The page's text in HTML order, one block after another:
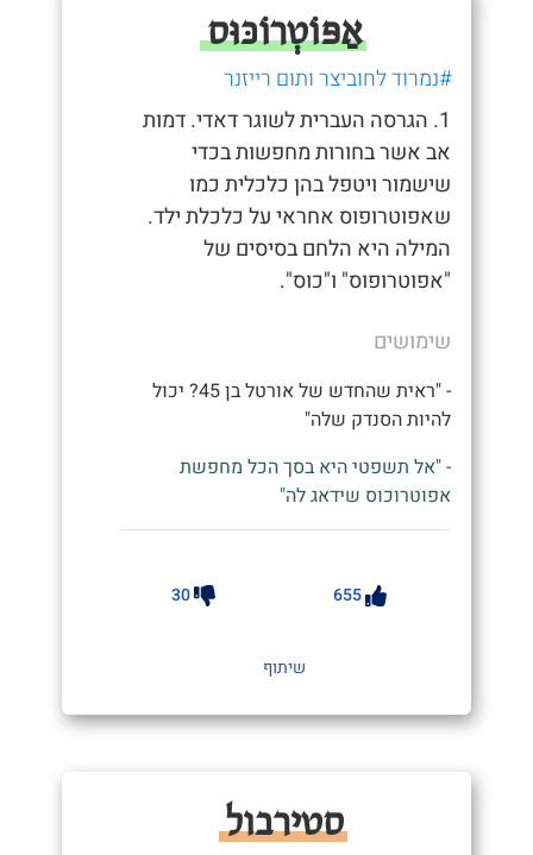
אַפּוֹטְרוֹכּוּס
#נמרוד לחוביצר ותום רייזנר
1. הגרסה העברית לשוגר דאדי. דמות
אב אשר בחורות מחפשות בכדי
שישמור ויטפל בהן כלכלית כמו
שאפוטרופוס אחראי על כלכלת ילד.
המילה היא הלחם בסיסים של
"אפוטרופוס" ו"כוס".
שימושים
- "ראית שהחדש של אורטל בן 45? יכול
להיות הסנדק שלה"
- "אל תשפטי היא בסך הכל מחפשת
אפוטרוכוס שידאג לה"
655
30
שיתוף
סטירבול